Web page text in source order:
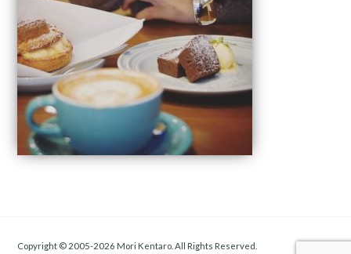
Copyright © 2005-2026 Mori Kentaro. All Rights Reserved.